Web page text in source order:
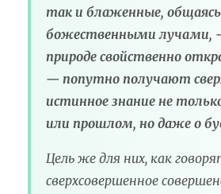
так и блаженные,
божественными лучами,
природе свойственно
— попутно получают
истинное знание не
или прошлом, но даже о
Цель же для них, как
сверхсовершенное